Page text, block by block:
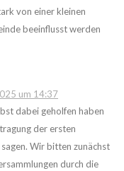
von einer kleinen
beeinflusst werden
um 14:37
dabei geholfen haben
der ersten
Wir bitten zunächst
durch die